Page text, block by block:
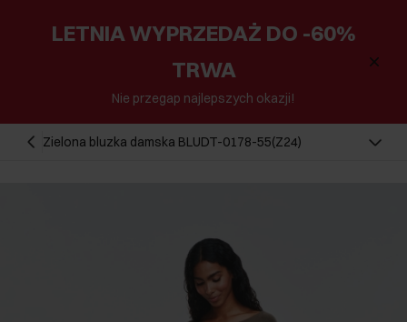
LETNIA WYPRZEDAŻ DO -60%
TRWA
Nie przegap najlepszych okazji!
Zielona bluzka damska BLUDT-0178-55(Z24)